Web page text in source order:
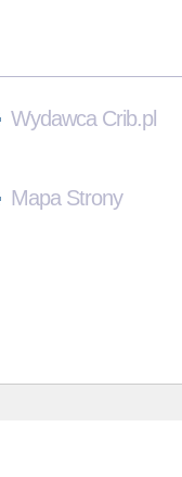
Wydawca Crib.pl
Mapa Strony